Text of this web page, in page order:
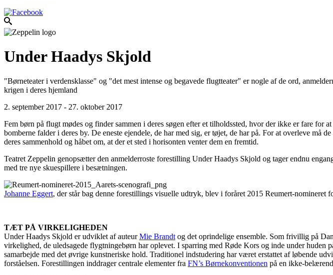
Under Haadys Skjold
"Børneteater i verdensklasse" og "det mest intense og begavede flugtteater" er nogle af de ord,
krigen i deres hjemland
2. september 2017 - 27. oktober 2017
Fem børn på flugt mødes og finder sammen i deres søgen efter et tilholdssted, hvor der ikke er fare
bomberne falder i deres by. De eneste ejendele, de har med sig, er tøjet, de har på. For at overleve
deres sammenhold og håbet om, at der et sted i horisonten venter dem en fremtid.
Teatret Zeppelin genopsætter den anmelderroste forestilling Under Haadys Skjold og tager endnu
med tre nye skuespillere i besætningen.
Johanne Eggert, der står bag denne forestillings visuelle udtryk, blev i foråret 2015 Reumert-nomineret
TÆT PÅ VIRKELIGHEDEN
Under Haadys Skjold er udviklet af auteurMie Brandt og det oprindelige ensemble. Som frivillig på
virkelighed, de uledsagede flygtningebørn har oplevet. I sparring med Røde Kors og inde under
samarbejde med det øvrige kunstneriske hold. Traditionel indstudering har været erstattet af løbende
forståelsen. Forestillingen inddrager centrale elementer fra FN’s Børnekonventionen på en ikke-